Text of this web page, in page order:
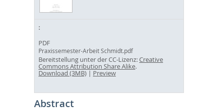
PDF
Praxissemester-Arbeit Schmidt.pdf
Bereitstellung unter der CC-Lizenz:Creative
Commons Attribution Share Alike.
Download (3MB) | Preview
Abstract